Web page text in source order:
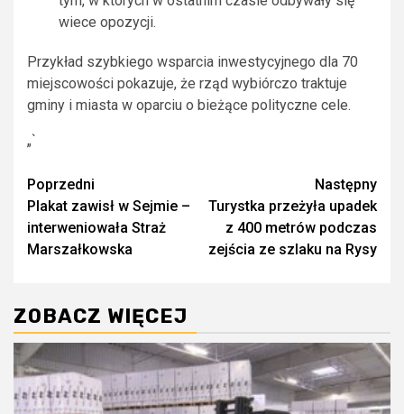
wiece opozycji.
Przykład szybkiego wsparcia inwestycyjnego dla 70
miejscowości pokazuje, że rząd wybiórczo traktuje
gminy i miasta w oparciu o bieżące polityczne cele.
„`
Zobacz
wpisy
Poprzedni
Plakat zawisł w Sejmie –
interweniowała Straż
Marszałkowska
Następny
Turystka przeżyła upadek
z 400 metrów podczas
zejścia ze szlaku na Rysy
ZOBACZ WIĘCEJ